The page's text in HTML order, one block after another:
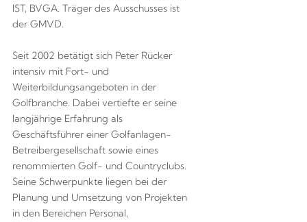
IST, BVGA. Träger des Ausschusses ist
der GMVD.
Seit 2002 betätigt sich Peter Rücker
intensiv mit Fort- und
Weiterbildungsangeboten in der
Golfbranche. Dabei vertiefte er seine
langjährige Erfahrung als
Geschäftsführer einer Golfanlagen-
Betreibergesellschaft sowie eines
renommierten Golf- und Countryclubs.
Seine Schwerpunkte liegen bei der
Planung und Umsetzung von Projekten
in den Bereichen Personal,